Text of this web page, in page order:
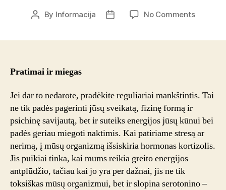
Post
By Informacija
Post
No Commentson
Pratimai ir miegas
Jei dar to nedarote, pradėkite reguliariai mankštintis. Tai
ne tik padės pagerinti jūsų sveikatą, fizinę formą ir
psichinę savijautą, bet ir suteiks energijos jūsų kūnui bei
padės geriau miegoti naktimis. Kai patiriame stresą ar
nerimą, į mūsų organizmą išsiskiria hormonas kortizolis.
Jis puikiai tinka, kai mums reikia greito energijos
antplūdžio, tačiau kai jo yra per dažnai, jis ne tik
toksiškas mūsų organizmui, bet ir slopina serotonino –